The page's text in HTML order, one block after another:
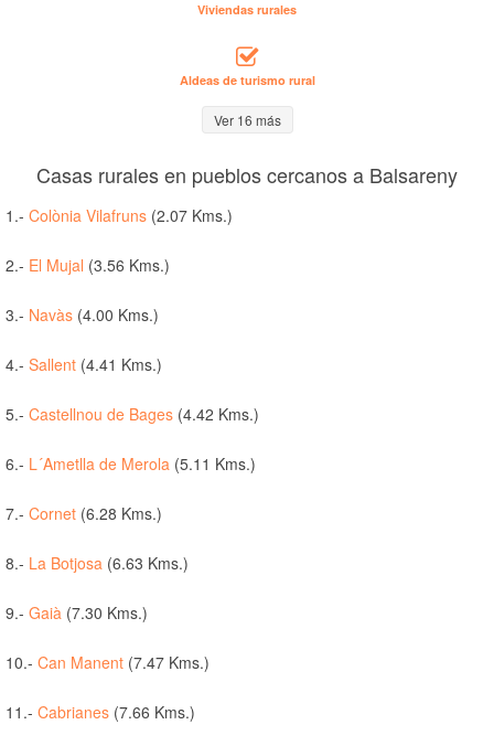
Viviendas rurales
Aldeas de turismo rural
Ver 16 más
Casas rurales en pueblos cercanos a Balsareny
1.- Colònia Vilafruns (2.07 Kms.)
2.- El Mujal (3.56 Kms.)
3.- Navàs (4.00 Kms.)
4.- Sallent (4.41 Kms.)
5.- Castellnou de Bages (4.42 Kms.)
6.- L´Ametlla de Merola (5.11 Kms.)
7.- Cornet (6.28 Kms.)
8.- La Botjosa (6.63 Kms.)
9.- Gaià (7.30 Kms.)
10.- Can Manent (7.47 Kms.)
11.- Cabrianes (7.66 Kms.)